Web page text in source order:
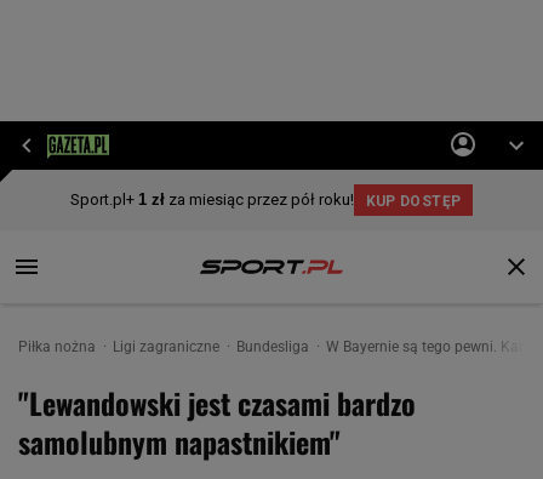
Piłka nożna Ligi zagraniczne Bundesliga W Bayernie są tego pewni.
"Lewandowski jest czasami bardzo
samolubnym napastnikiem"